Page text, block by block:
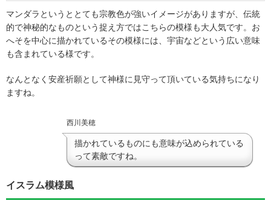
マンダラというととても宗教色が強いイメージがありますが、伝統
的で神秘的なものという捉え方ではこちらの模様も大人気です。お
へそを中心に描かれているその模様には、宇宙などという広い意味
も含まれている様です。
なんとなく安産祈願として神様に見守って頂いている気持ちになり
ますね。
西川美穂
描かれているものにも意味が込められている
って素敵ですね。
イスラム模様風